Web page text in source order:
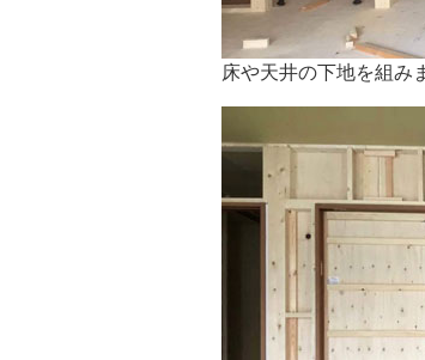
床や天井の下地を組み